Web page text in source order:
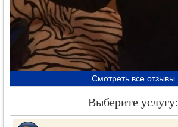
Смотреть все отзывы
Выберите услугу: